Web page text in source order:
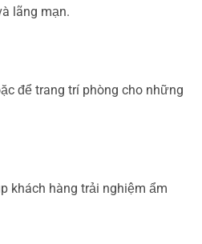
lãng mạn.
để trang trí phòng cho những
khách hàng trải nghiệm ẩm